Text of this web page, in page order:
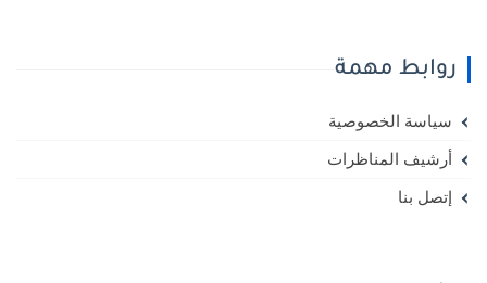
روابط مهمة
سياسة الخصوصية
أرشيف المناظرات
إتصل بنا